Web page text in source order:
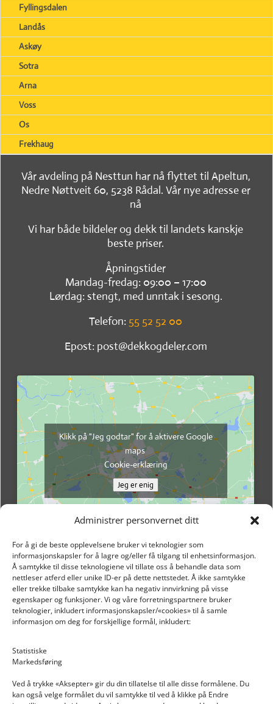
Administrer personvernet ditt
For å gi de beste opplevelsene bruker vi teknologier som
informasjonskapsler for å lagre og/eller få tilgang til enhetsinformasjon.
Å samtykke til disse teknologiene vil tillate oss å behandle data som
nettleser atferd eller unike ID-er på dette nettstedet. Å ikke samtykke
eller trekke tilbake samtykke kan ha negativ innvirkning på visse
egenskaper og funksjoner. Vi og våre forretningspartnere bruker
teknologier, inkludert informasjonskapsler/«cookies» til å samle
informasjon om deg for forskjellige formål, inkludert:
Statistiske
Markedsføring
Ved å trykke «Aksepter» gir du din tillatelse til alle disse formålene. Du
kan også velge formålet du vil samtykke til ved å klikke på Endre
Fyllingsdalen
Landås
Askøy
Sotra
Arna
Voss
Os
Frekhaug
Vår avdeling på Nesttun har nå flyttet til Apeltun,
Nedre Nøttveit 60, 5238 Rådal. Vår nye adresse er
nå
Vi har både bildeler og dekk til landets kanskje
beste priser.
Åpningstider
Mandag-fredag: 09:00 – 17:00
Lørdag: stengt, med unntak i sesong.
Telefon: 55 52 52 00
Epost: post@dekkogdeler.com
Klikk på "Jeg godtar" for å aktivere Google
maps
Cookie-erklæring
Jeg er enig